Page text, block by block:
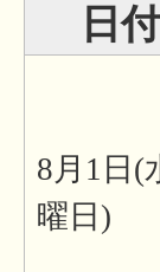
日付
8月1日(
曜日)